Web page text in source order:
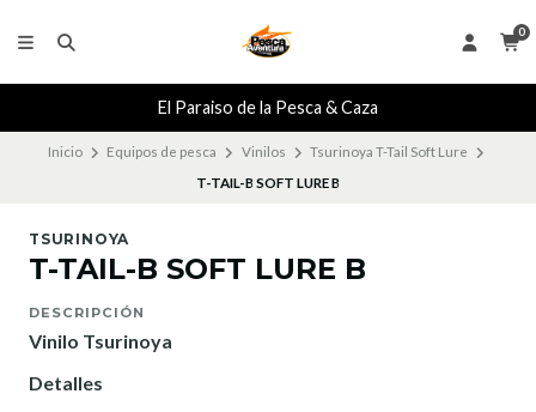
0
El Paraiso de la Pesca & Caza
Inicio Equipos de pesca Vinilos
Tsurinoya T-Tail Soft Lure
T-TAIL-B SOFT LURE B
TSURINOYA
T-TAIL-B SOFT LURE B
DESCRIPCIÓN
Vinilo Tsurinoya
Detalles